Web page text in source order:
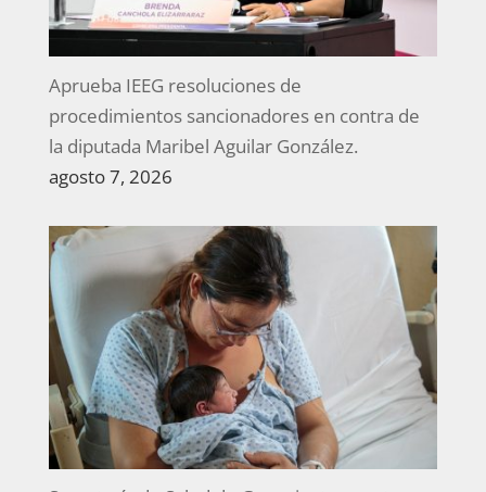
Aprueba IEEG resoluciones de
procedimientos sancionadores en contra de
la diputada Maribel Aguilar González.
agosto 7, 2026